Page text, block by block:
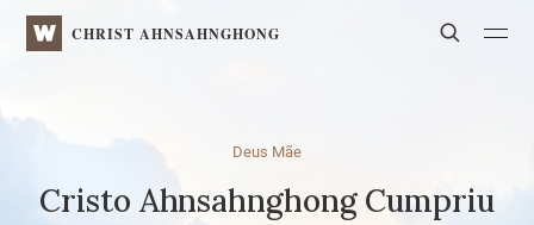
WATVCHRIST AHNSAHNGHONG Search
Deus Mãe
Cristo Ahnsahnghong Cumpriu